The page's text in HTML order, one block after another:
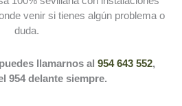
venir si tienes algún problema o
duda.
llamarnos al 954 643 552,
954 delante siempre.